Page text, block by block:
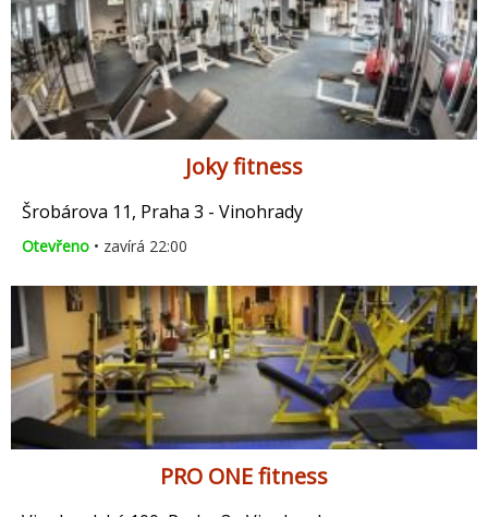
Joky fitness
Šrobárova 11, Praha 3 - Vinohrady
Otevřeno • zavírá 22:00
PRO ONE fitness